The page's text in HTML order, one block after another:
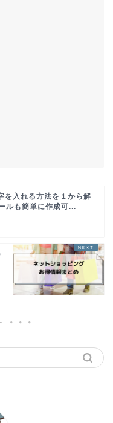
入れる方法を１から解
ルも簡単に作成可...